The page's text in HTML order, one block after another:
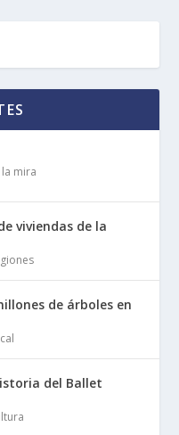
la mira
viviendas de la
de árboles en
del Ballet